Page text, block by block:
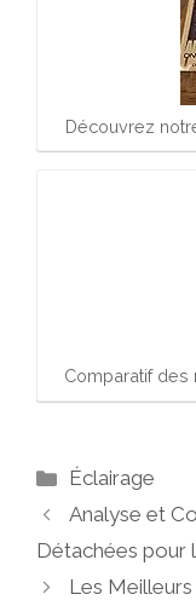
Découvrez
Comparatif des
Catégories
Éclairage
Analyse et
Détachées pour
Les